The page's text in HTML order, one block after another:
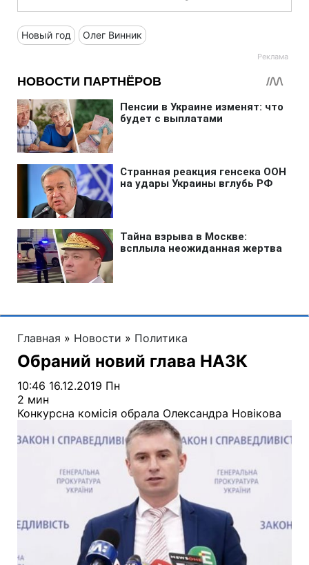
Новый год Олег Винник
Главная » Новости » Политика
Обраний новий глава НАЗК
10:46 16.12.2019 Пн
2 мин
Конкурсна комісія обрала Олександра Новікова